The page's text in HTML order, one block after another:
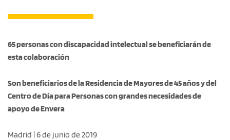
65 personas con discapacidad intelectual se beneficiarán de
esta colaboración
Son beneficiarios de la Residencia de Mayores de 45 años y del
Centro de Día para Personas con grandes necesidades de
apoyo de Envera
Madrid | 6 de junio de 2019